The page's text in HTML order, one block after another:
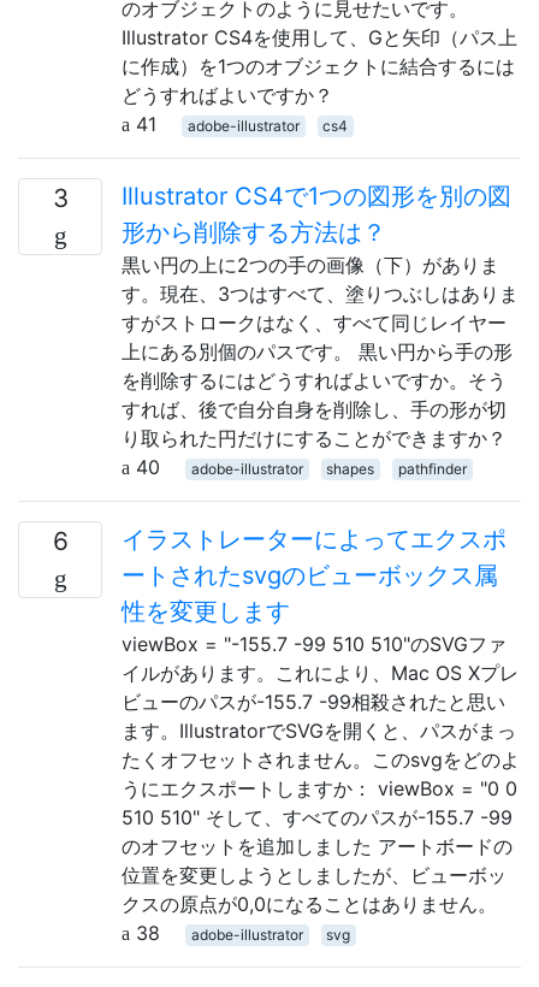
のオブジェクトのように見せたいです。
Illustrator CS4を使用して、Gと矢印（パス上
に作成）を1つのオブジェクトに結合するには
どうすればよいですか？
41
adobe-illustrator cs4
3
Illustrator CS4で1つの図形を別の図
形から削除する方法は？
黒い円の上に2つの手の画像（下）がありま
す。現在、3つはすべて、塗りつぶしはありま
すがストロークはなく、すべて同じレイヤー
上にある別個のパスです。 黒い円から手の形
を削除するにはどうすればよいですか。そう
すれば、後で自分自身を削除し、手の形が切
り取られた円だけにすることができますか？
40
adobe-illustrator shapes pathfinder
6
イラストレーターによってエクスポ
ートされたsvgのビューボックス属
性を変更します
viewBox = "-155.7 -99 510 510"のSVGファ
イルがあります。これにより、Mac OS Xプレ
ビューのパスが-155.7 -99相殺されたと思い
ます。IllustratorでSVGを開くと、パスがまっ
たくオフセットされません。このsvgをどのよ
うにエクスポートしますか： viewBox = "0 0
510 510" そして、すべてのパスが-155.7 -99
のオフセットを追加しました アートボードの
位置を変更しようとしましたが、ビューボッ
クスの原点が0,0になることはありません。
38
adobe-illustrator svg